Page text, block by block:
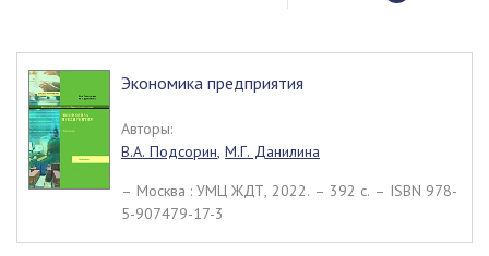
Экономика предприятия
Авторы:
В.А. Подсорин, М.Г. Данилина
– Москва : УМЦ ЖДТ, 2022. – 392 c. – ISBN 978-
5-907479-17-3